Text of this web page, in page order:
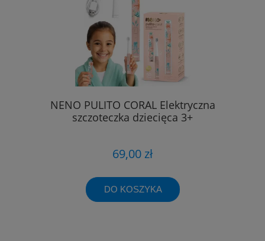
NENO PULITO CORAL Elektryczna
szczoteczka dziecięca 3+
69,00 zł
DO KOSZYKA